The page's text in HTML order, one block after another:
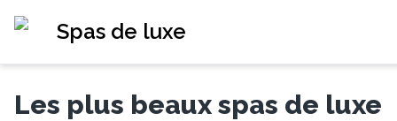
Spas de luxe
Les plus beaux spas de luxe